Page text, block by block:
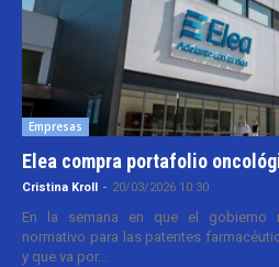
Empresas
Elea compra portafolio
Cristina Kroll - 20/03/2026 10:30
En la semana en que el gobierno
normativo para las patentes
y que va por...